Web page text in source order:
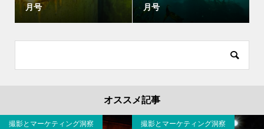
月号
月号
オススメ記事
撮影とマーケティング洞察 撮影とマーケティング洞察